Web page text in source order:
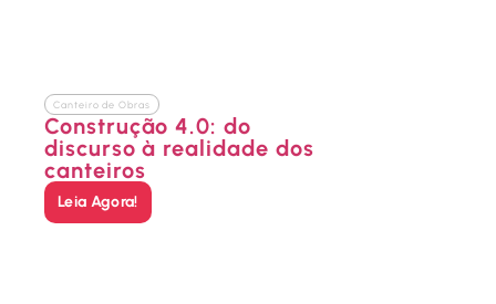
Canteiro de Obras
Construção 4.0: do
discurso à realidade dos
canteiros
Leia Agora!